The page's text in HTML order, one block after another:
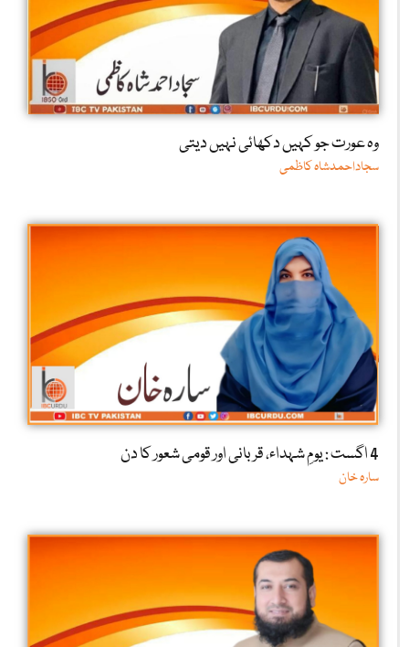
وہ عورت جو کہیں دکھائی نہیں دیتی
سجاداحمدشاہ کاظمی
4 اگست : یومِ شہداء، قربانی اور قومی شعور کا دن
سارہ خان